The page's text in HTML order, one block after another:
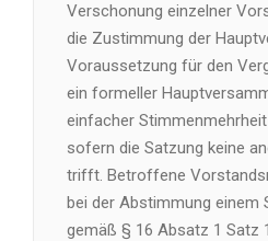
Verschonung einzelner
die Zustimmung der
Voraussetzung für den
ein formeller
einfacher
sofern die Satzung keine
trifft. Betroffene
bei der Abstimmung einem
gemäß § 16 Absatz 1 Satz